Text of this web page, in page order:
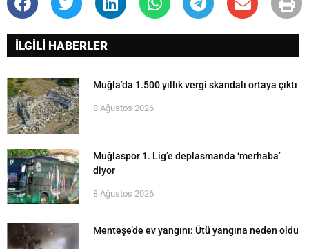
İLGİLİ HABERLER
Muğla’da 1.500 yıllık vergi skandalı ortaya çıktı
8 Ağustos 2026
Muğlaspor 1. Lig’e deplasmanda ‘merhaba’
diyor
8 Ağustos 2026
Menteşe’de ev yangını: Ütü yangına neden oldu